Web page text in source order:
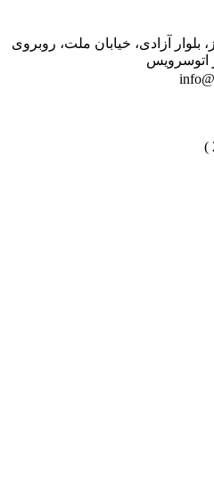
بلوار آزادی، خیابان ملت، روبروی
اتوسرویس